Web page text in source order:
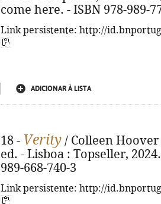
come here. - ISBN 978-989-
Link persistente: http://
ADICIONAR À LISTA
18 - Verity / Colleen Hoover
ed. - Lisboa : Topseller,
989-668-740-3
Link persistente: http://